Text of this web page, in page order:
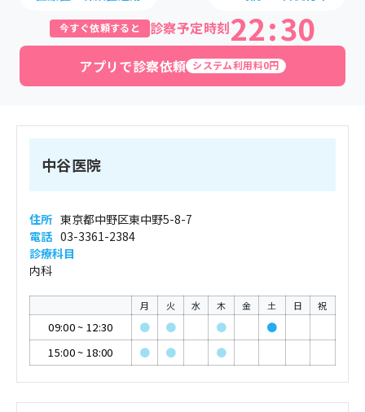
今すぐ依頼すると 診察予定時刻22:30
アプリで診察依頼 システム利用料0円
中谷医院
住所 東京都中野区東中野5-8-7
電話 03-3361-2384
診療科目
内科
月 火 水 木 金 土 日 祝
09:00~ 12:30 ● ● ●
●
15:00~ 18:00 ● ● ●